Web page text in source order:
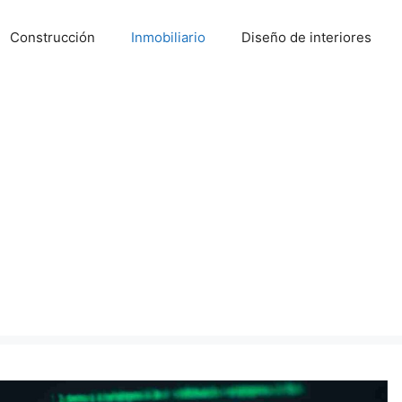
Construcción Inmobiliario Diseño de interiores